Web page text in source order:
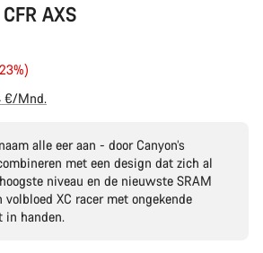
AXS
€/Mnd.
alle eer aan - door Canyon’s
met een design dat zich al
niveau en de nieuwste SRAM
XC racer met ongekende
in handen.